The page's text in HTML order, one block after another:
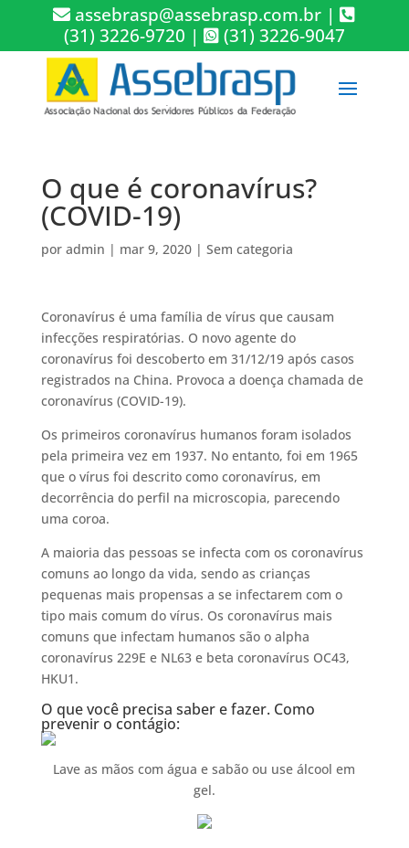
assebrasp@assebrasp.com.br |
(31) 3226-9720 | (31) 3226-9047
O que é coronavírus?
(COVID-19)
por admin | mar 9, 2020| Sem categoria
Coronavírus é uma família de vírus que causam
infecções respiratórias. O novo agente do
coronavírus foi descoberto em 31/12/19 após casos
registrados na China. Provoca a doença chamada de
coronavírus (COVID-19).
Os primeiros coronavírus humanos foram isolados
pela primeira vez em 1937. No entanto, foi em 1965
que o vírus foi descrito como coronavírus, em
decorrência do perfil na microscopia, parecendo
uma coroa.
A maioria das pessoas se infecta com os coronavírus
comuns ao longo da vida, sendo as crianças
pequenas mais propensas a se infectarem com o
tipo mais comum do vírus. Os coronavírus mais
comuns que infectam humanos são o alpha
coronavírus 229E e NL63 e beta coronavírus OC43,
HKU1.
O que você precisa saber e fazer. Como
prevenir o contágio:
Lave as mãos com água e sabão ou use álcool em
gel.